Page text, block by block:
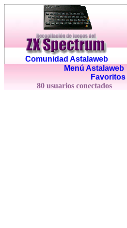
Comunidad Astalaweb
Menú Astalaweb|
Favoritos
80 usuarios conectados